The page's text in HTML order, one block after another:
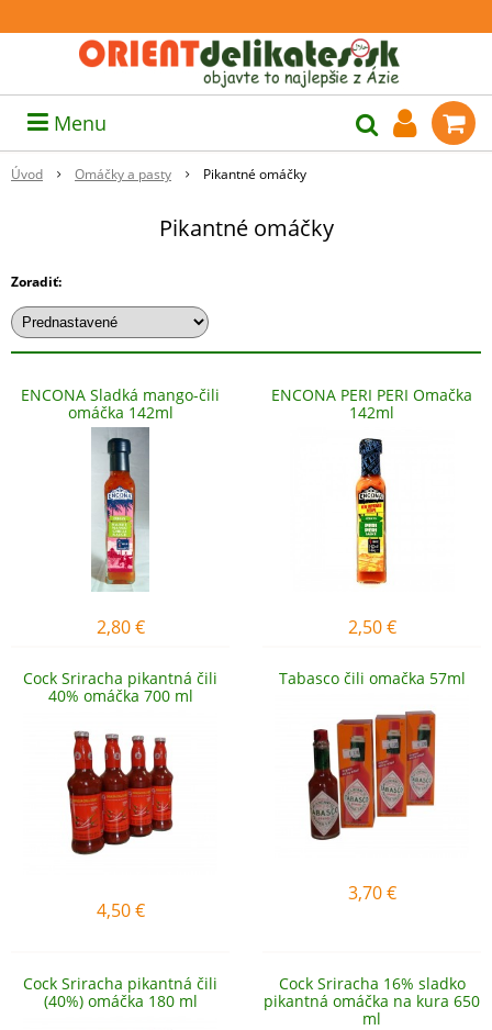
Menu
Úvod Omáčky a pasty Pikantné omáčky
Pikantné omáčky
Zoradiť:
ENCONA Sladká mango-čili
omáčka 142ml
2,80 €
ENCONA PERI PERI Omačka
142ml
2,50 €
Cock Sriracha pikantná čili
40% omáčka 700 ml
4,50 €
Tabasco čili omačka 57ml
3,70 €
Cock Sriracha pikantná čili
(40%) omáčka 180 ml
Cock Sriracha 16% sladko
pikantná omáčka na kura 650
ml